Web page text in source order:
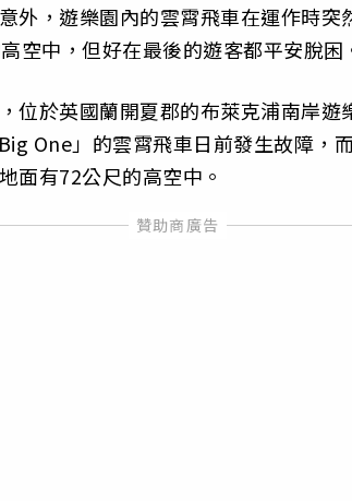
外，遊樂園內的雲霄飛車在運作時
空中，但好在最後的遊客都平安脫困
位於英國蘭開夏郡的布萊克浦南岸
One」的雲霄飛車日前發生故障，
面有72公尺的高空中。